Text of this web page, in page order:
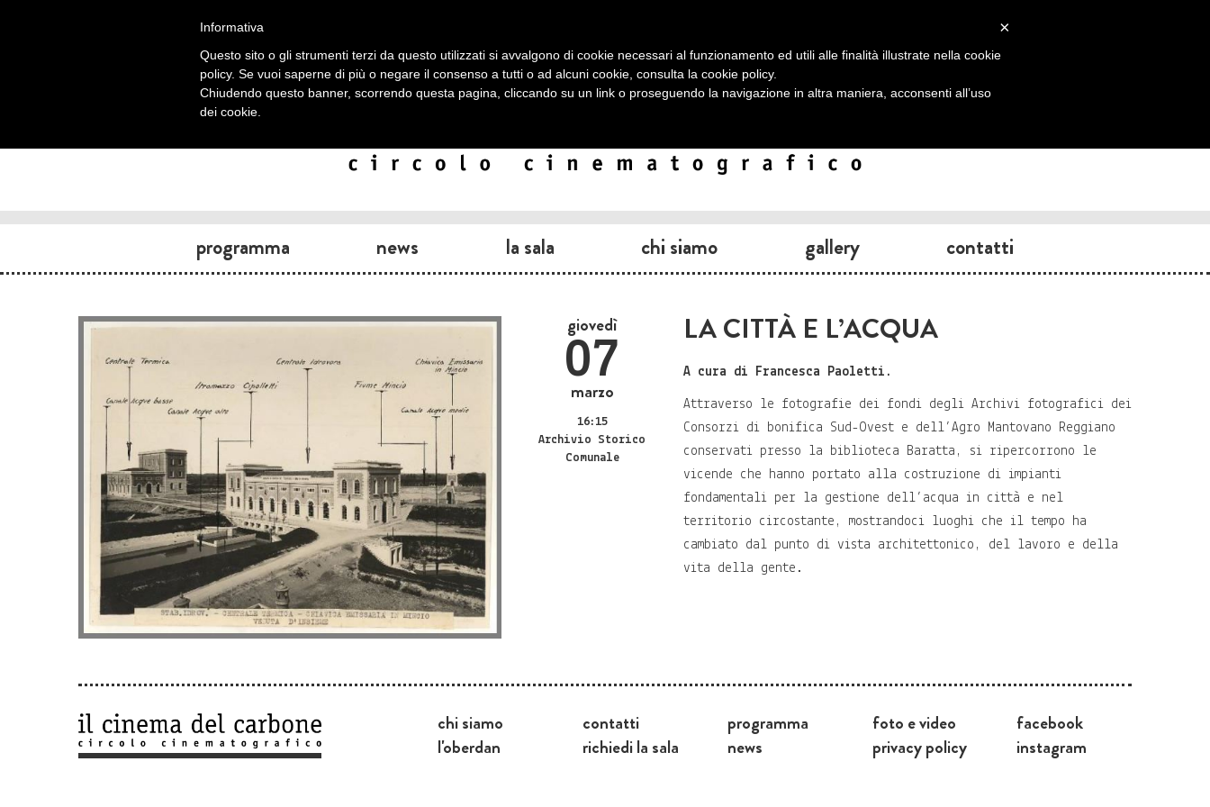
programma news la sala chi siamo gallery contatti
giovedì
07
marzo
16:15
Archivio Storico
Comunale
LA CITTÀ E L’ACQUA
A cura di Francesca Paoletti.
Attraverso le fotografie dei fondi degli Archivi fotografici dei
Consorzi di bonifica Sud-Ovest e dell’Agro Mantovano Reggiano
conservati presso la biblioteca Baratta, si ripercorrono le
vicende che hanno portato alla costruzione di impianti
fondamentali per la gestione dell’acqua in città e nel
territorio circostante, mostrandoci luoghi che il tempo ha
cambiato dal punto di vista architettonico, del lavoro e della
vita della gente.
chi siamo
l'oberdan
contatti
richiedi la sala
programma
news
foto e video
privacy policy
facebook
instagram
×
Informativa
Questo sito o gli strumenti terzi da questo utilizzati si avvalgono di cookie necessari al funzionamento ed utili alle finalità illustrate nella cookie
policy. Se vuoi saperne di più o negare il consenso a tutti o ad alcuni cookie, consulta la cookie policy.
Chiudendo questo banner, scorrendo questa pagina, cliccando su un link o proseguendo la navigazione in altra maniera, acconsenti all’uso
dei cookie.